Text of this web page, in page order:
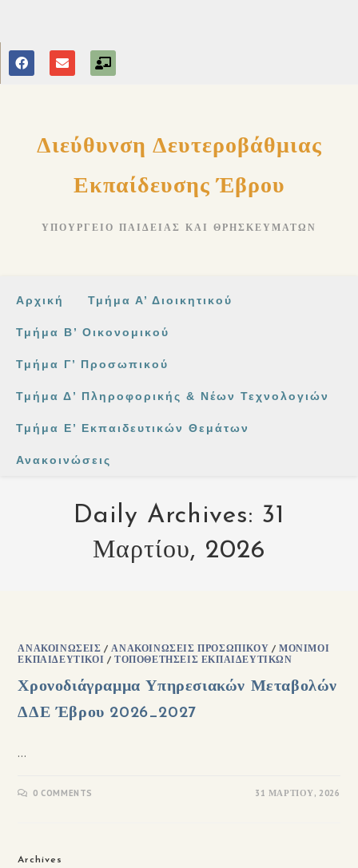
Διεύθυνση Δευτεροβάθμιας
Εκπαίδευσης Έβρου
ΥΠΟΥΡΓΕΊΟ ΠΑΙΔΕΊΑΣ ΚΑΙ ΘΡΗΣΚΕΥΜΆΤΩΝ
Αρχική Τμήμα Α’ Διοικητικού
Τμήμα Β’ Οικονομικού
Τμήμα Γ’ Προσωπικού
Τμήμα Δ’ Πληροφορικής & Νέων Τεχνολογιών
Τμήμα Ε’ Εκπαιδευτικών Θεμάτων
Ανακοινώσεις
Daily Archives: 31
Μαρτίου, 2026
ΑΝΑΚΟΙΝΏΣΕΙΣ /ΑΝΑΚΟΙΝΏΣΕΙΣ ΠΡΟΣΩΠΙΚΟΎ /ΜΌΝΙΜΟΙ
ΕΚΠΑΙΔΕΥΤΙΚΟΊ /ΤΟΠΟΘΕΤΉΣΕΙΣ ΕΚΠΑΙΔΕΥΤΙΚΏΝ
Χρονοδιάγραμμα Υπηρεσιακών Μεταβολών
ΔΔΕ Έβρου 2026_2027
…
0 COMMENTS 31 ΜΑΡΤΊΟΥ, 2026
Archives